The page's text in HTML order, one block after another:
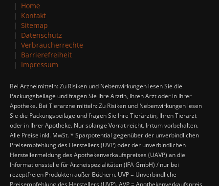
Home
Kontakt
Sitemap
Datenschutz
Verbraucherrechte
Barrierefreiheit
Impressum
Bei Arzneimitteln: Zu Risiken und Nebenwirkungen lesen Sie die
Packungsbeilage und fragen Sie Ihre Ärztin, Ihren Arzt oder in Ihrer
Apotheke. Bei Tierarzneimitteln: Zu Risiken und Nebenwirkungen lesen
Sie die Packungsbeilage und fragen Sie Ihre Tierärztin, Ihren Tierarzt
oder in Ihrer Apotheke. Nur solange Vorrat reicht. Irrtum vorbehalten.
Alle Preise inkl. MwSt. * Sparpotential gegenüber der unverbindlichen
Preisempfehlung des Herstellers (UVP) oder der unverbindlichen
Herstellermeldung des Apothekenverkaufspreises (UAVP) an die
Informationsstelle für Arzneispezialitäten (IFA GmbH) / nur bei
rezeptfreien Produkten außer Büchern. UVP = Unverbindliche
Preisempfehlung des Herstellers (UVP). AVP = Apothekenverkaufspreis